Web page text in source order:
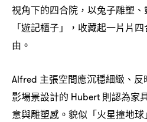
視角下的四合院 ， 以兔子雕塑
「遊記櫃子」
， 收藏起一片片
由。
Alfred 主張空間應沉穩細緻、反
影場景設計的 Hubert則認為家
意與雕塑感。貌似「火星撞地球」